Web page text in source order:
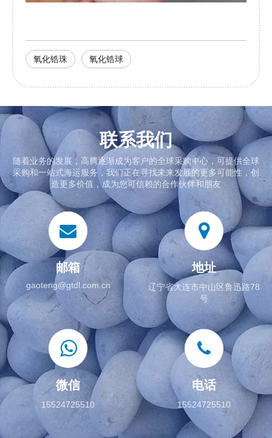
氧化锆珠 氧化锆球
联系我们
随着业务的发展，高腾逐渐成为客户的全球采购中心，可提供全球
采购和一站式海运服务，我们正在寻找未来发展的更多可能性，创
造更多价值，成为您可信赖的合作伙伴和朋友
邮箱
gaoteng@gtdl.com.cn
地址
辽宁省大连市中山区鲁迅路78
号
微信
15524725510
电话
15524725510